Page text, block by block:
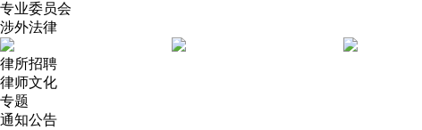
专业委员会
涉外法律
律所招聘
律师文化
专题
通知公告